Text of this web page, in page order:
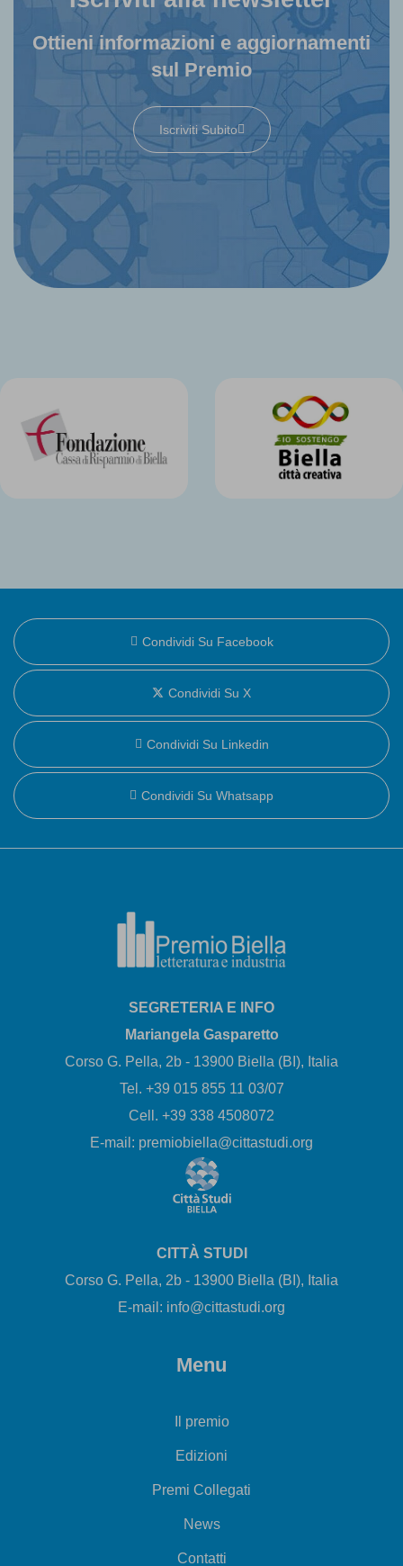
Ottieni informazioni e aggiornamenti
sul Premio
Iscriviti Subito
Condividi Su Facebook
Condividi Su X
Condividi Su Linkedin
Condividi Su Whatsapp
SEGRETERIA E INFO
Mariangela Gasparetto
Corso G. Pella, 2b - 13900 Biella (BI), Italia
Tel. +39 015 855 11 03/07
Cell. +39 338 4508072
E-mail: premiobiella@cittastudi.org
CITTÀ STUDI
Corso G. Pella, 2b - 13900 Biella (BI), Italia
E-mail: info@cittastudi.org
Menu
Il premio
Edizioni
Premi Collegati
News
Contatti